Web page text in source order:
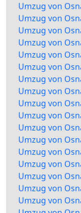
Umzug von
Umzug von
Umzug von
Umzug von
Umzug von
Umzug von
Umzug von
Umzug von
Umzug von
Umzug von
Umzug von
Umzug von
Umzug von
Umzug von
Umzug von
Umzug von
Umzug von